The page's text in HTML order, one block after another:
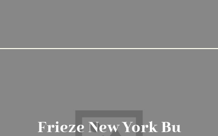
Frieze New York Bu